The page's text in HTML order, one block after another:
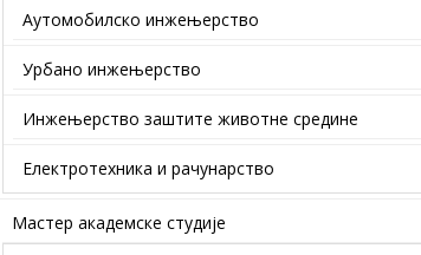
Аутомобилско инжењерство
Урбано инжењерство
Инжењерство заштите животне средине
Електротехника и рачунарство
Мастер академске студије